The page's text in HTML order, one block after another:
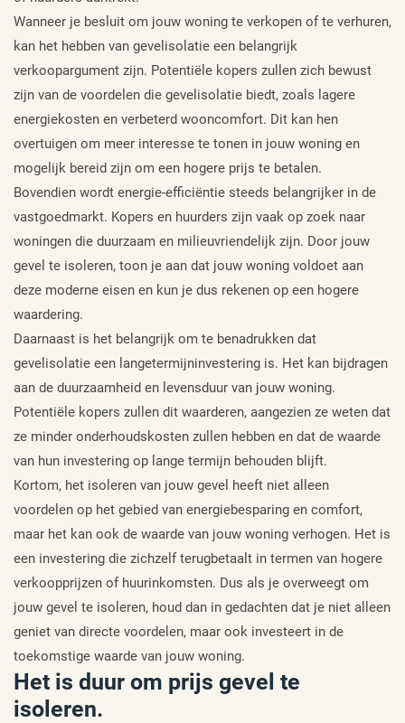
Wanneer je besluit om jouw woning te verkopen of te verhuren,
kan het hebben van gevelisolatie een belangrijk
verkoopargument zijn. Potentiële kopers zullen zich bewust
zijn van de voordelen die gevelisolatie biedt, zoals lagere
energiekosten en verbeterd wooncomfort. Dit kan hen
overtuigen om meer interesse te tonen in jouw woning en
mogelijk bereid zijn om een hogere prijs te betalen.
Bovendien wordt energie-efficiëntie steeds belangrijker in de
vastgoedmarkt. Kopers en huurders zijn vaak op zoek naar
woningen die duurzaam en milieuvriendelijk zijn. Door jouw
gevel te isoleren, toon je aan dat jouw woning voldoet aan
deze moderne eisen en kun je dus rekenen op een hogere
waardering.
Daarnaast is het belangrijk om te benadrukken dat
gevelisolatie een langetermijninvestering is. Het kan bijdragen
aan de duurzaamheid en levensduur van jouw woning.
Potentiële kopers zullen dit waarderen, aangezien ze weten dat
ze minder onderhoudskosten zullen hebben en dat de waarde
van hun investering op lange termijn behouden blijft.
Kortom, het isoleren van jouw gevel heeft niet alleen
voordelen op het gebied van energiebesparing en comfort,
maar het kan ook de waarde van jouw woning verhogen. Het is
een investering die zichzelf terugbetaalt in termen van hogere
verkoopprijzen of huurinkomsten. Dus als je overweegt om
jouw gevel te isoleren, houd dan in gedachten dat je niet alleen
geniet van directe voordelen, maar ook investeert in de
toekomstige waarde van jouw woning.
Het is duur om prijs gevel te
isoleren.